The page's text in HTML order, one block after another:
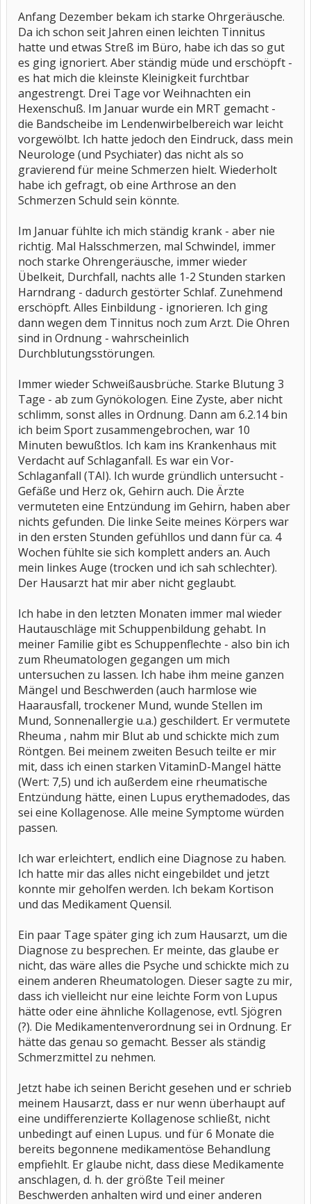
Anfang Dezember bekam ich starke Ohrgeräusche.
Da ich schon seit Jahren einen leichten Tinnitus
hatte und etwas Streß im Büro, habe ich das so gut
es ging ignoriert. Aber ständig müde und erschöpft -
es hat mich die kleinste Kleinigkeit furchtbar
angestrengt. Drei Tage vor Weihnachten ein
Hexenschuß. Im Januar wurde ein MRT gemacht -
die Bandscheibe im Lendenwirbelbereich war leicht
vorgewölbt. Ich hatte jedoch den Eindruck, dass mein
Neurologe (und Psychiater) das nicht als so
gravierend für meine Schmerzen hielt. Wiederholt
habe ich gefragt, ob eine Arthrose an den
Schmerzen Schuld sein könnte.
Im Januar fühlte ich mich ständig krank - aber nie
richtig. Mal Halsschmerzen, mal Schwindel, immer
noch starke Ohrengeräusche, immer wieder
Übelkeit, Durchfall, nachts alle 1-2 Stunden starken
Harndrang - dadurch gestörter Schlaf. Zunehmend
erschöpft. Alles Einbildung - ignorieren. Ich ging
dann wegen dem Tinnitus noch zum Arzt. Die Ohren
sind in Ordnung - wahrscheinlich
Durchblutungsstörungen.
Immer wieder Schweißausbrüche. Starke Blutung 3
Tage - ab zum Gynökologen. Eine Zyste, aber nicht
schlimm, sonst alles in Ordnung. Dann am 6.2.14 bin
ich beim Sport zusammengebrochen, war 10
Minuten bewußtlos. Ich kam ins Krankenhaus mit
Verdacht auf Schlaganfall. Es war ein Vor-
Schlaganfall (TAI). Ich wurde gründlich untersucht -
Gefäße und Herz ok, Gehirn auch. Die Ärzte
vermuteten eine Entzündung im Gehirn, haben aber
nichts gefunden. Die linke Seite meines Körpers war
in den ersten Stunden gefühllos und dann für ca. 4
Wochen fühlte sie sich komplett anders an. Auch
mein linkes Auge (trocken und ich sah schlechter).
Der Hausarzt hat mir aber nicht geglaubt.
Ich habe in den letzten Monaten immer mal wieder
Hautauschläge mit Schuppenbildung gehabt. In
meiner Familie gibt es Schuppenflechte - also bin ich
zum Rheumatologen gegangen um mich
untersuchen zu lassen. Ich habe ihm meine ganzen
Mängel und Beschwerden (auch harmlose wie
Haarausfall, trockener Mund, wunde Stellen im
Mund, Sonnenallergie u.a.) geschildert. Er vermutete
Rheuma , nahm mir Blut ab und schickte mich zum
Röntgen. Bei meinem zweiten Besuch teilte er mir
mit, dass ich einen starken VitaminD-Mangel hätte
(Wert: 7,5) und ich außerdem eine rheumatische
Entzündung hätte, einen Lupus erythemadodes, das
sei eine Kollagenose. Alle meine Symptome würden
passen.
Ich war erleichtert, endlich eine Diagnose zu haben.
Ich hatte mir das alles nicht eingebildet und jetzt
konnte mir geholfen werden. Ich bekam Kortison
und das Medikament Quensil.
Ein paar Tage später ging ich zum Hausarzt, um die
Diagnose zu besprechen. Er meinte, das glaube er
nicht, das wäre alles die Psyche und schickte mich zu
einem anderen Rheumatologen. Dieser sagte zu mir,
dass ich vielleicht nur eine leichte Form von Lupus
hätte oder eine ähnliche Kollagenose, evtl. Sjögren
(?). Die Medikamentenverordnung sei in Ordnung. Er
hätte das genau so gemacht. Besser als ständig
Schmerzmittel zu nehmen.
Jetzt habe ich seinen Bericht gesehen und er schrieb
meinem Hausarzt, dass er nur wenn überhaupt auf
eine undifferenzierte Kollagenose schließt, nicht
unbedingt auf einen Lupus. und für 6 Monate die
bereits begonnene medikamentöse Behandlung
empfiehlt. Er glaube nicht, dass diese Medikamente
anschlagen, d. h. der größte Teil meiner
Beschwerden anhalten wird und einer anderen